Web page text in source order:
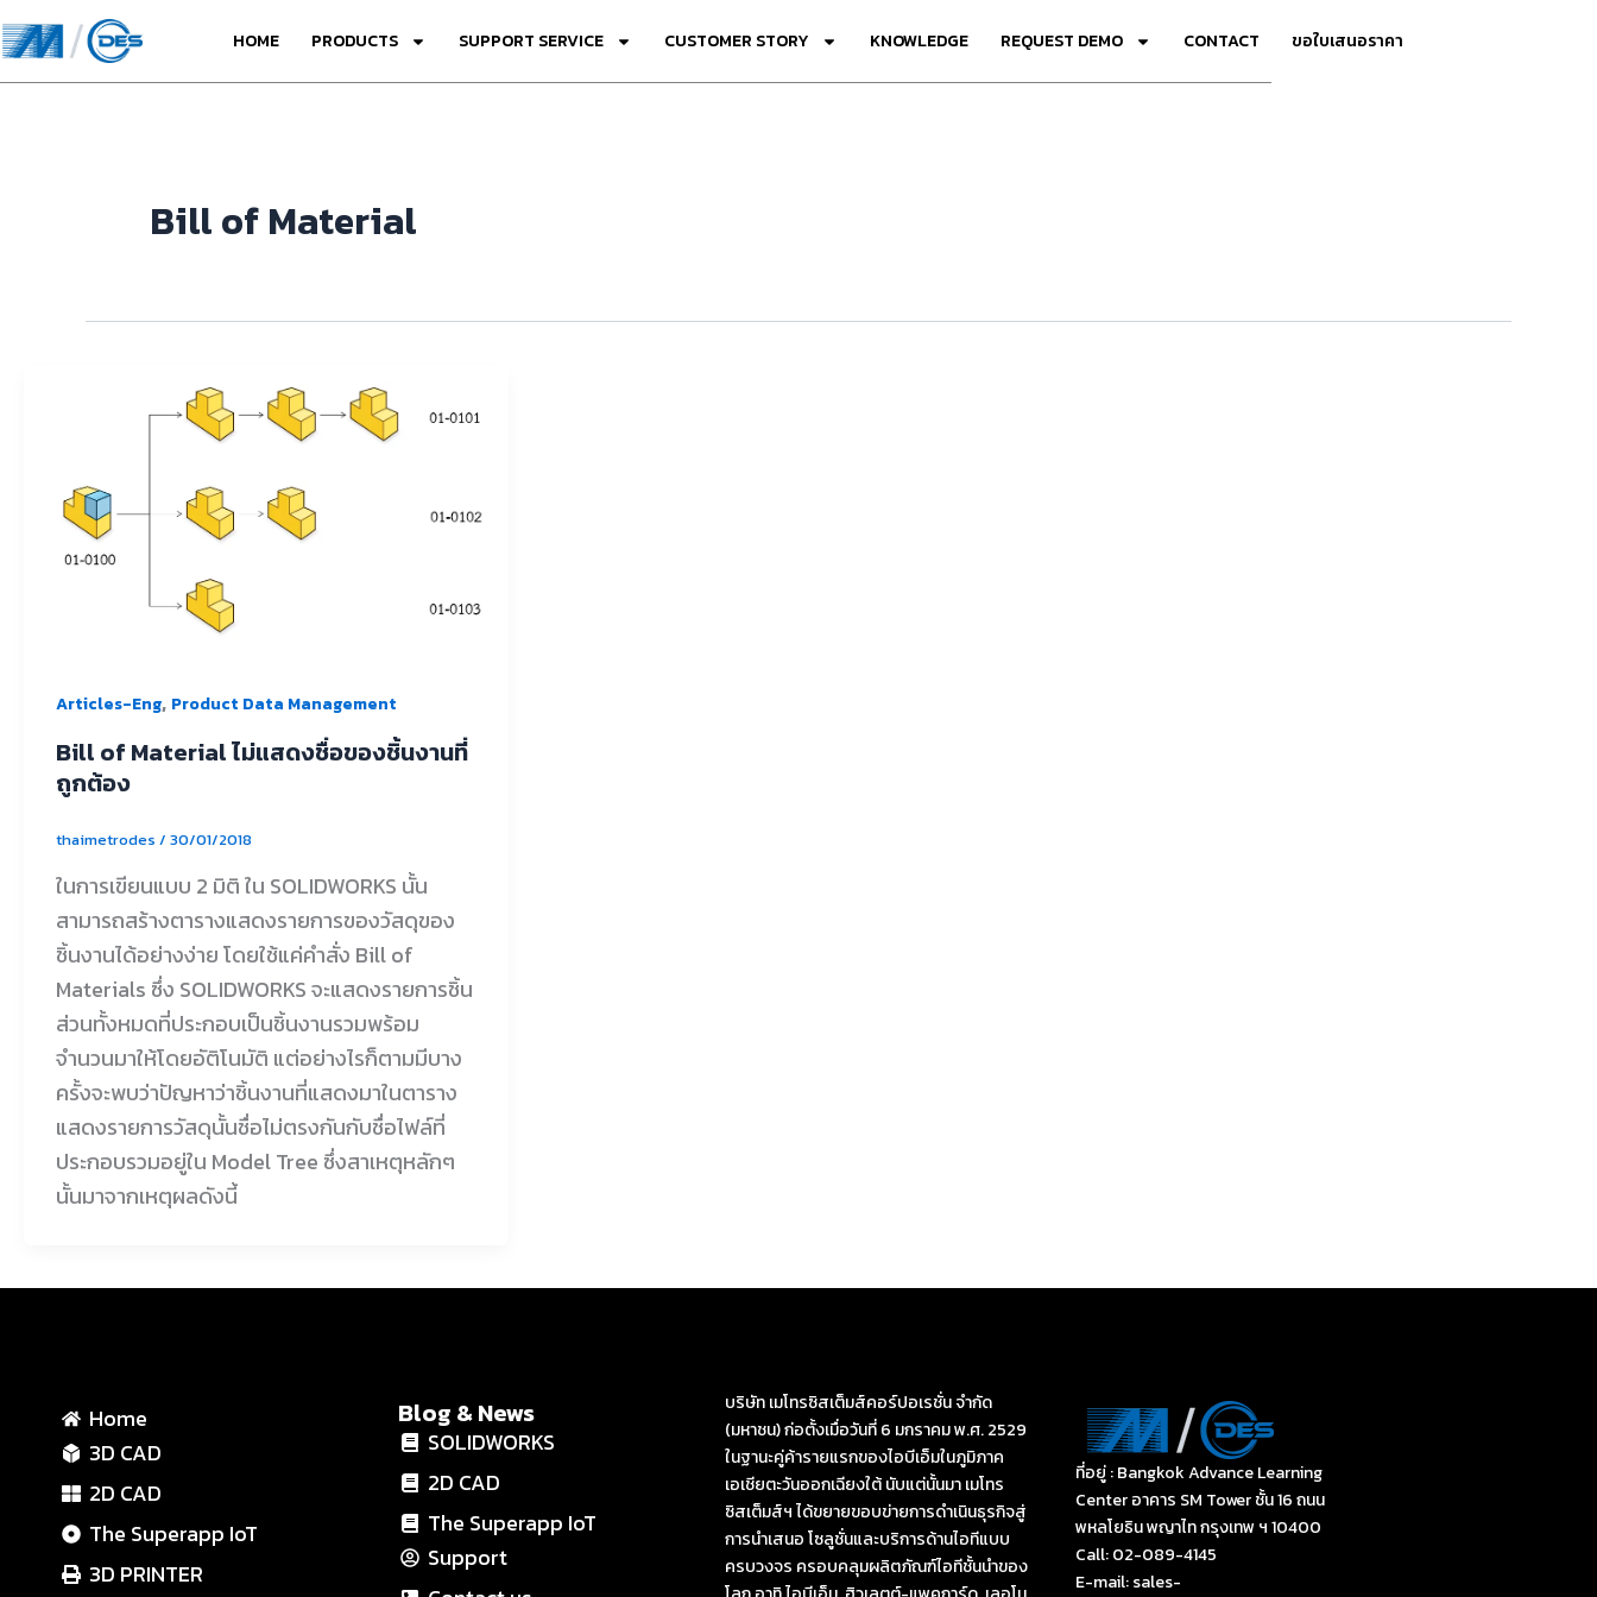
Skip
to
content
HOME PRODUCTS SUPPORT SERVICE CUSTOMER STORY KNOWLEDGE REQUEST DEMO CONTACT ขอใบเสนอราคา
Bill of Material
Articles-Eng, Product Data Management
Bill of Material ไม่แสดงชื่อของชิ้นงานที่
ถูกต้อง
thaimetrodes / 30/01/2018
ในการเขียนแบบ 2 มิติ ใน SOLIDWORKS นั้น
สามารถสร้างตารางแสดงรายการของวัสดุของ
ชิ้นงานได้อย่างง่าย โดยใช้แค่คำสั่ง Bill of
Materials ซึ่ง SOLIDWORKS จะแสดงรายการชิ้น
ส่วนทั้งหมดที่ประกอบเป็นชิ้นงานรวมพร้อม
จำนวนมาให้โดยอัติโนมัติ แต่อย่างไรก็ตามมีบาง
ครั้งจะพบว่าปัญหาว่าชิ้นงานที่แสดงมาในตาราง
แสดงรายการวัสดุนั้นชื่อไม่ตรงกันกับชื่อไฟล์ที่
ประกอบรวมอยู่ใน Model Tree ซึ่งสาเหตุหลักๆ
นั้นมาจากเหตุผลดังนี้
Home
3D CAD
2D CAD
The Superapp IoT
3D PRINTER
Blog & News
SOLIDWORKS
2D CAD
The Superapp IoT
Support
บริษัท เมโทรซิสเต็มส์คอร์ปอเรชั่น จำกัด
(มหาชน) ก่อตั้งเมื่อวันที่ 6 มกราคม พ.ศ. 2529
ในฐานะคู่ค้ารายแรกของไอบีเอ็มในภูมิภาค
เอเชียตะวันออกเฉียงใต้ นับแต่นั้นมา เมโทร
ซิสเต็มส์ฯ ได้ขยายขอบข่ายการดำเนินธุรกิจสู่
การนำเสนอ โซลูชั่นและบริการด้านไอทีแบบ
ครบวงจร ครอบคลุมผลิตภัณฑ์ไอทีชั้นนำของ
ที่อยู่ : Bangkok Advance Learning
Center อาคาร SM Tower ชั้น 16 ถนน
พหลโยธิน พญาไท กรุงเทพ ฯ 10400
Call: 02-089-4145
E-mail: sales-